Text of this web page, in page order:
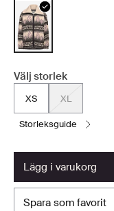
Välj storlek
XS XL
storleksguide
lägg i varukorg
spara som favorit